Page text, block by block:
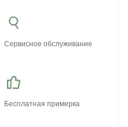
Сервисное обслуживание
Бесплатная примерка